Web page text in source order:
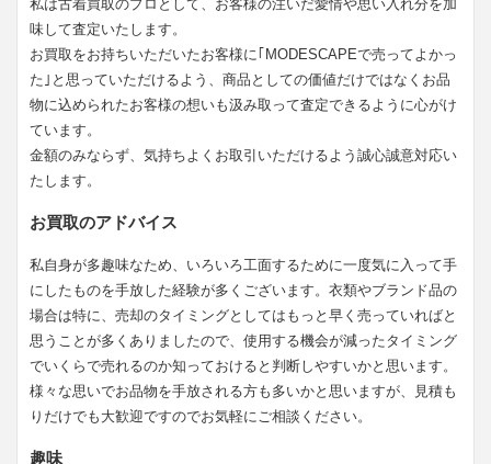
私は古着買取のプロとして、お客様の注いだ愛情や思い入れ分を加
味して査定いたします。
お買取をお持ちいただいたお客様に｢MODESCAPEで売ってよかっ
た｣と思っていただけるよう、商品としての価値だけではなくお品
物に込められたお客様の想いも汲み取って査定できるように心がけ
ています。
金額のみならず、気持ちよくお取引いただけるよう誠心誠意対応い
たします。
お買取のアドバイス
私自身が多趣味なため、いろいろ工面するために一度気に入って手
にしたものを手放した経験が多くございます。衣類やブランド品の
場合は特に、売却のタイミングとしてはもっと早く売っていればと
思うことが多くありましたので、使用する機会が減ったタイミング
でいくらで売れるのか知っておけると判断しやすいかと思います。
様々な思いでお品物を手放される方も多いかと思いますが、見積も
りだけでも大歓迎ですのでお気軽にご相談ください。
趣味